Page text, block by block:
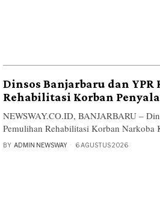
Dinsos Banjarbaru dan
Rehabilitasi Korban
NEWSWAY.CO.ID, BANJARBARU –
Pemulihan Rehabilitasi Korban Narkoba
BY ADMIN NEWSWAY 6 AGUSTUS 2026